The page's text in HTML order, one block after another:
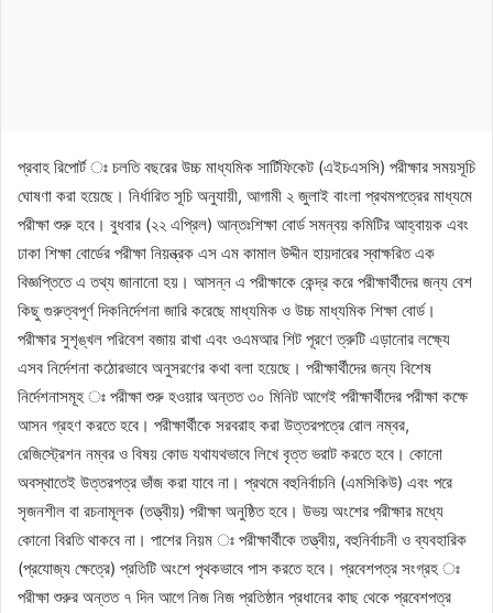
প্রবাহ রিপোর্ট ঃ চলতি বছরের উচ্চ মাধ্যমিক সার্টিফিকেট (এইচএসসি) পরীক্ষার সময়সূচি
ঘোষণা করা হয়েছে। নির্ধারিত সূচি অনুযায়ী, আগামী ২ জুলাই বাংলা প্রথমপত্রের মাধ্যমে
পরীক্ষা শুরু হবে। বুধবার (২২ এপ্রিল) আন্তঃশিক্ষা বোর্ড সমন্বয় কমিটির আহ্বায়ক এবং
ঢাকা শিক্ষা বোর্ডের পরীক্ষা নিয়ন্ত্রক এস এম কামাল উদ্দীন হায়দারের স্বাক্ষরিত এক
বিজ্ঞপ্তিতে এ তথ্য জানানো হয়। আসন্ন এ পরীক্ষাকে কেন্দ্র করে পরীক্ষার্থীদের জন্য বেশ
কিছু গুরুত্বপূর্ণ দিকনির্দেশনা জারি করেছে মাধ্যমিক ও উচ্চ মাধ্যমিক শিক্ষা বোর্ড।
পরীক্ষার সুশৃঙ্খল পরিবেশ বজায় রাখা এবং ওএমআর শিট পূরণে ত্রুটি এড়ানোর লক্ষ্যে
এসব নির্দেশনা কঠোরভাবে অনুসরণের কথা বলা হয়েছে। পরীক্ষার্থীদের জন্য বিশেষ
নির্দেশনাসমূহ ঃ পরীক্ষা শুরু হওয়ার অন্তত ৩০ মিনিট আগেই পরীক্ষার্থীদের পরীক্ষা কক্ষে
আসন গ্রহণ করতে হবে। পরীক্ষার্থীকে সরবরাহ করা উত্তরপত্রে রোল নম্বর,
রেজিস্ট্রেশন নম্বর ও বিষয় কোড যথাযথভাবে লিখে বৃত্ত ভরাট করতে হবে। কোনো
অবস্থাতেই উত্তরপত্র ভাঁজ করা যাবে না। প্রথমে বহুনির্বাচনি (এমসিকিউ) এবং পরে
সৃজনশীল বা রচনামূলক (তত্ত্বীয়) পরীক্ষা অনুষ্ঠিত হবে। উভয় অংশের পরীক্ষার মধ্যে
কোনো বিরতি থাকবে না। পাশের নিয়ম ঃ পরীক্ষার্থীকে তত্ত্বীয়, বহুনির্বাচনী ও ব্যবহারিক
(প্রযোজ্য ক্ষেত্রে) প্রতিটি অংশে পৃথকভাবে পাস করতে হবে। প্রবেশপত্র সংগ্রহ ঃ
পরীক্ষা শুরুর অন্তত ৭ দিন আগে নিজ নিজ প্রতিষ্ঠান প্রধানের কাছ থেকে প্রবেশপত্র